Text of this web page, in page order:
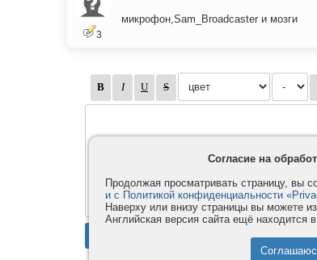
3
микрофон,Sam_Broadcaster и мозги
Согласие на
Продолжая просматривать страницу, вы
и с Политикой конфиденциальности
Наверху или внизу страницы вы можете
Английская версия сайта ещё находится